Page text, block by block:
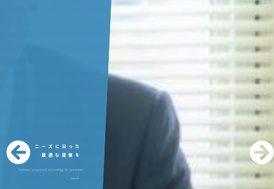
ニーズに沿った
最適な提案を
Optimal proposals according to customer
needs.